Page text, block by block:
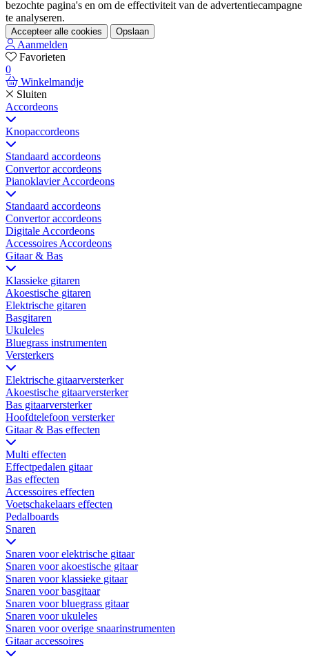
bezochte pagina's en om de effectiviteit van de advertentiecampagne
te analyseren.
Accepteer alle cookies Opslaan
Aanmelden
Favorieten
0
Winkelmandje
Sluiten
Accordeons
Knopaccordeons
Standaard accordeons
Convertor accordeons
Pianoklavier Accordeons
Standaard accordeons
Convertor accordeons
Digitale Accordeons
Accessoires Accordeons
Gitaar & Bas
Klassieke gitaren
Akoestische gitaren
Elektrische gitaren
Basgitaren
Ukuleles
Bluegrass instrumenten
Versterkers
Elektrische gitaarversterker
Akoestische gitaarversterker
Bas gitaarversterker
Hoofdtelefoon versterker
Gitaar & Bas effecten
Multi effecten
Effectpedalen gitaar
Bas effecten
Accessoires effecten
Voetschakelaars effecten
Pedalboards
Snaren
Snaren voor elektrische gitaar
Snaren voor akoestische gitaar
Snaren voor klassieke gitaar
Snaren voor basgitaar
Snaren voor bluegrass gitaar
Snaren voor ukuleles
Snaren voor overige snaarinstrumenten
Gitaar accessoires